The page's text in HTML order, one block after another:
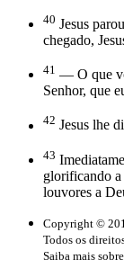
40 Jesus
chegado,
41 — O que
Senhor, que
42 Jesus lhe
43
glorificando
louvores a
Copyright ©
Todos os
Saiba mais